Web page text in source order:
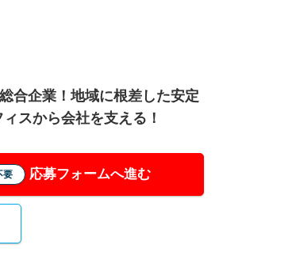
合企業！地域に根差した安定
スから会社を支える！
要 応募フォームへ進む